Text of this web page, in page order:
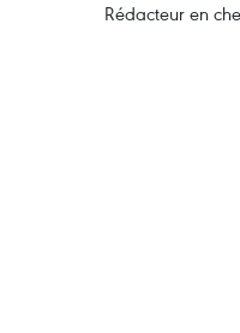
Rédacteur en